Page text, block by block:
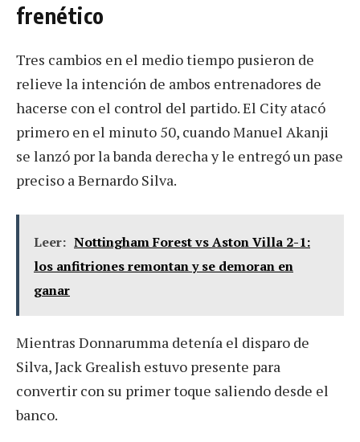
frenético
Tres cambios en el medio tiempo pusieron de
relieve la intención de ambos entrenadores de
hacerse con el control del partido. El City atacó
primero en el minuto 50, cuando Manuel Akanji
se lanzó por la banda derecha y le entregó un pase
preciso a Bernardo Silva.
Leer: Nottingham Forest vs Aston Villa 2-1:
los anfitriones remontan y se demoran en
ganar
Mientras Donnarumma detenía el disparo de
Silva, Jack Grealish estuvo presente para
convertir con su primer toque saliendo desde el
banco.